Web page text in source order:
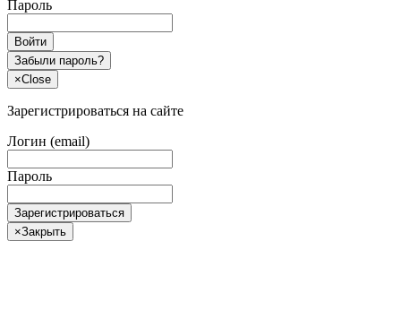
Пароль
Войти
Забыли пароль?
×Close
Зарегистрироваться на сайте
Логин (email)
Пароль
Зарегистрироваться
×Закрыть